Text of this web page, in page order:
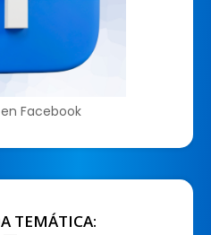
Facebook
TEMÁTICA: